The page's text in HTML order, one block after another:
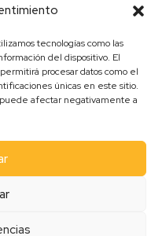
tecnologías como las
del dispositivo. El
procesar datos como el
únicas en este sitio.
afectar negativamente a
(UE)